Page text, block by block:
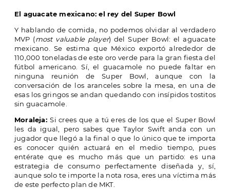
El aguacate mexicano: el rey del Super Bowl
Y hablando de comida, no podemos olvidar al verdadero
MVP (most valuable player) del Super Bowl: el aguacate
mexicano. Se estima que México exportó alrededor de
110,000 toneladas de este oro verde para la gran fiesta del
fútbol americano. Sí, el guacamole no puede faltar en
ninguna reunión de Super Bowl, aunque con la
conversación de los aranceles sobre la mesa, en una de
esas los gringos se andan quedando con insípidos tostitos
sin guacamole.
Moraleja:Si crees que a tú eres de los que el Super Bowl
les da igual, pero sabes que Taylor Swift anda con un
jugador que llegó a la final o que lo único que te importa
es conocer quién actuará en el medio tiempo, pues
entérate que es mucho más que un partido: es una
estrategia de consumo perfectamente diseñada y, sí,
aunque solo te importe la nota rosa, eres una víctima más
de este perfecto plan de MKT.